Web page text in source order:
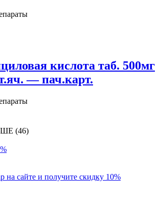
кислота таб. 500мг
— пач.карт.
(46)
на сайте и получите скидку 10%